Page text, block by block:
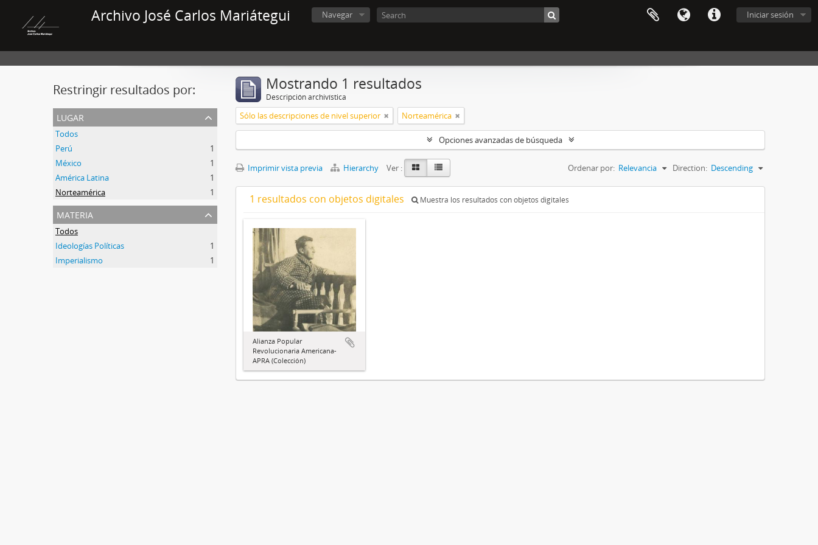
Archivo José Carlos Mariátegui Iniciar sesión
Navegar
Restringir resultados por:
lugar
Todos
Perú
1
México
1
América Latina
1
Norteamérica
1
materia
Todos
Ideologías Políticas
1
Imperialismo
1
Mostrando 1 resultados
Descripción archivística
Sólo las descripciones de nivel superior Norteamérica
Opciones avanzadas de búsqueda
Imprimir vista previa Hierarchy Ver : Ordenar por: Relevancia Direction: Descending
1 resultados con objetos digitales Muestra los resultados con objetos digitales
Alianza Popular
Revolucionaria Americana-
APRA (Colección)